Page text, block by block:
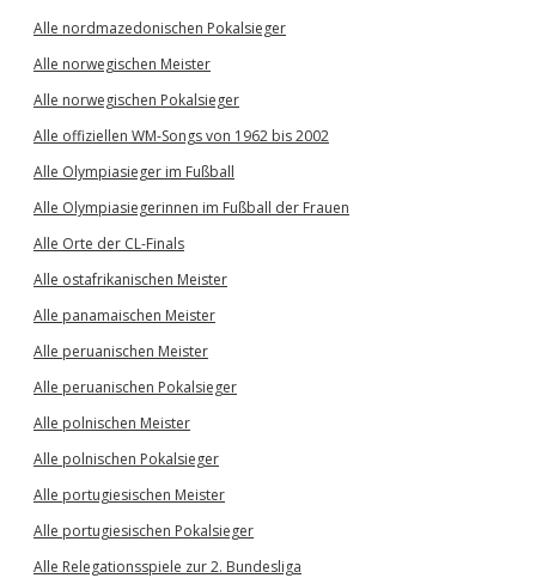
Alle nordmazedonischen Pokalsieger
Alle norwegischen Meister
Alle norwegischen Pokalsieger
Alle offiziellen WM-Songs von 1962 bis 2002
Alle Olympiasieger im Fußball
Alle Olympiasiegerinnen im Fußball der Frauen
Alle Orte der CL-Finals
Alle ostafrikanischen Meister
Alle panamaischen Meister
Alle peruanischen Meister
Alle peruanischen Pokalsieger
Alle polnischen Meister
Alle polnischen Pokalsieger
Alle portugiesischen Meister
Alle portugiesischen Pokalsieger
Alle Relegationsspiele zur 2. Bundesliga